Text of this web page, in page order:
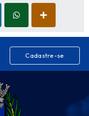
Cadastre-se